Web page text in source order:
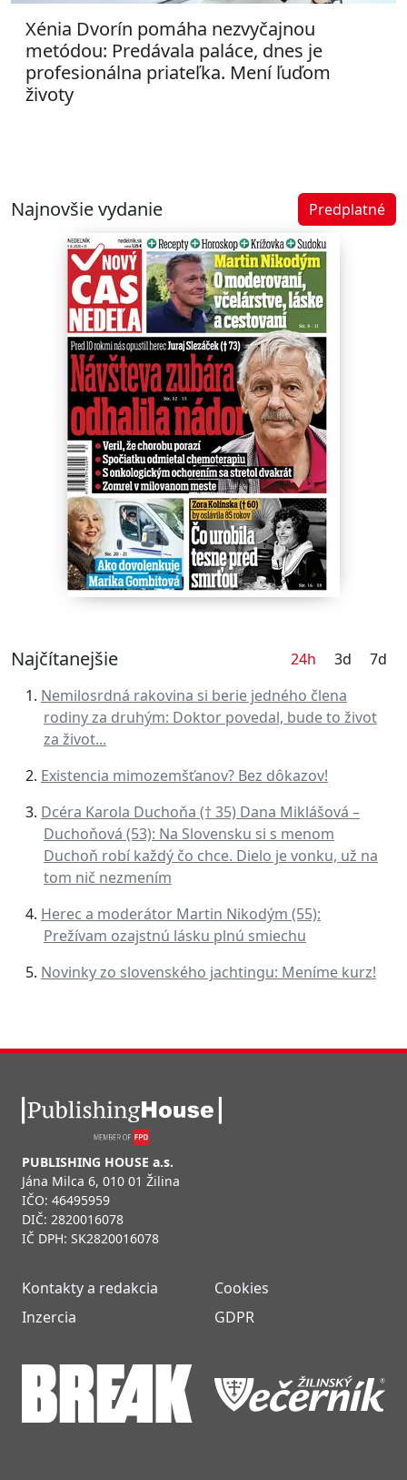
Xénia Dvorín pomáha nezvyčajnou
metódou: Predávala paláce, dnes je
profesionálna priateľka. Mení ľuďom
životy
Najnovšie vydanie Predplatné
Najčítanejšie 24h 3d
7d
Nemilosrdná rakovina si berie jedného člena
rodiny za druhým: Doktor povedal, bude to život
za život...
Existencia mimozemšťanov? Bez dôkazov!
Dcéra Karola Duchoňa († 35) Dana Miklášová –
Duchoňová (53): Na Slovensku si s menom
Duchoň robí každý čo chce. Dielo je vonku, už na
tom nič nezmením
Herec a moderátor Martin Nikodým (55):
Prežívam ozajstnú lásku plnú smiechu
Novinky zo slovenského jachtingu: Meníme kurz!
PUBLISHING HOUSE a.s.
Jána Milca 6, 010 01 Žilina
IČO: 46495959
DIČ: 2820016078
IČ DPH: SK2820016078
Kontakty a redakcia
Inzercia
Cookies
GDPR